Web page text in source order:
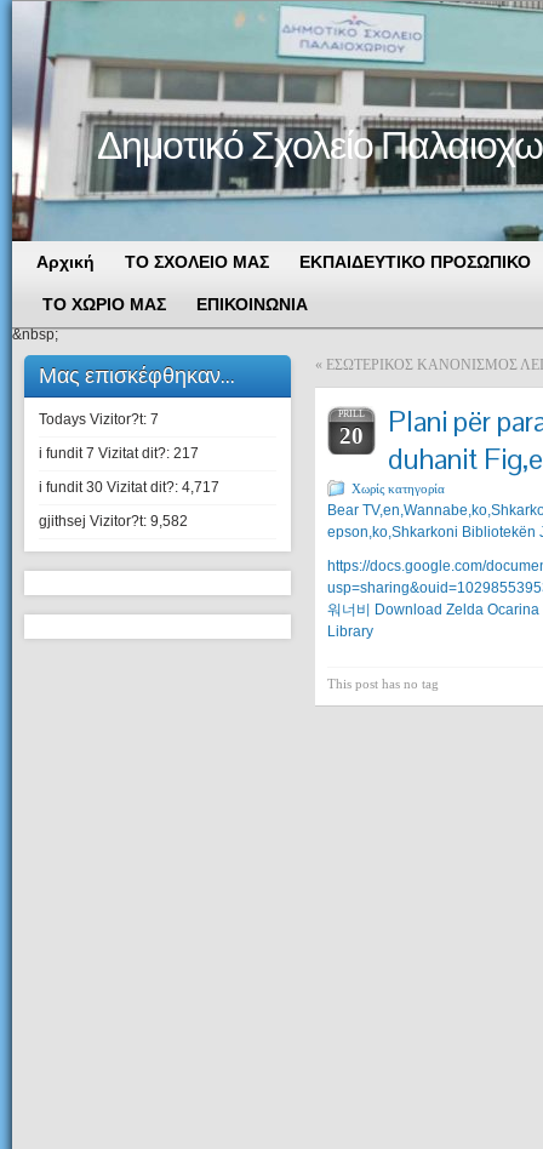
Δημοτικό Σχολείο
Αρχική ΤΟ ΣΧΟΛΕΙΟ ΜΑΣ ΕΚΠΑΙΔΕΥΤΙΚΟ ΠΡΟΣΩΠΙΚΟ
ΤΟ ΧΩΡΙΟ ΜΑΣ ΕΠΙΚΟΙΝΩΝΙΑ
&nbsp;
Μας επισκέφθηκαν...
Todays Vizitor?t: 7
i fundit 7 Vizitat dit?: 217
i fundit 30 Vizitat dit?: 4,717
gjithsej Vizitor?t: 9,582
« ΕΣΩΤΕΡΙΚΟΣ ΚΑΝΟΝΙΣΜΟΣ
PRILL
20
Plani për
duhanit
Χωρίς κατηγορία
Bear
epson,ko,Shkarkoni Bibliotekën
https://docs.google.com/
워너비
Download Zelda Ocarina
Library
This post has no tag